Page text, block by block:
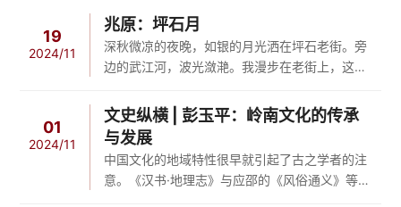
纪，而更强调晚清以降中国人奋起直追，在教育
体制创新、科研实力...
启智之渊府，允以文兴时、以智淑世之枢机。规
模之大，非昔可比；品类之盛，自兹渐齐。依原
址以承其专业；涵诸校而蔚为高地。拨款与筹款
并进，建校与兴校齐力。寰中好义辈纷然慨捐
中共领导人早襄盛举；孜孜焉白手起家，南国开
拓者长擎义旗。孙公既...
19
2024/11
兆原：坪石月
深秋微凉的夜晚，如银的月光洒在坪石老街。旁
边的武江河，波光潋滟。我漫步在老街上，这里
记载着当年的艰辛和辉煌。下午我们曾到这里考
察。晚饭后我又依依而来。此时，石碑上的字
迹，月色下一片模糊……冷月如霜，照着迁徙
路。战火纷飞的1937年，全面抗日战争爆发。为
保存文脉，中国高校进行了史无前例的战时大迁
01
2024/11
文史纵横 | 彭玉平：岭南文化的传承
与发展
中国文化的地域特性很早就引起了古之学者的注
意。《汉书·地理志》与应邵的《风俗通义》等，